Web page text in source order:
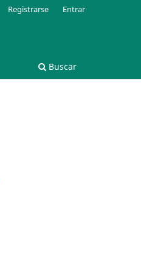
Buscar
Registrarse Entrar